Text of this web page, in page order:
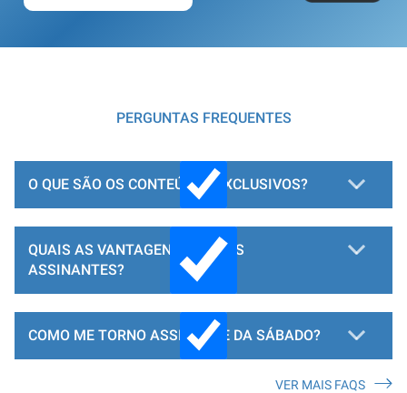
PERGUNTAS FREQUENTES
O QUE SÃO OS CONTEÚDOS EXCLUSIVOS?
QUAIS AS VANTAGENS PARA OS
ASSINANTES?
COMO ME TORNO ASSINANTE DA SÁBADO?
VER MAIS FAQS